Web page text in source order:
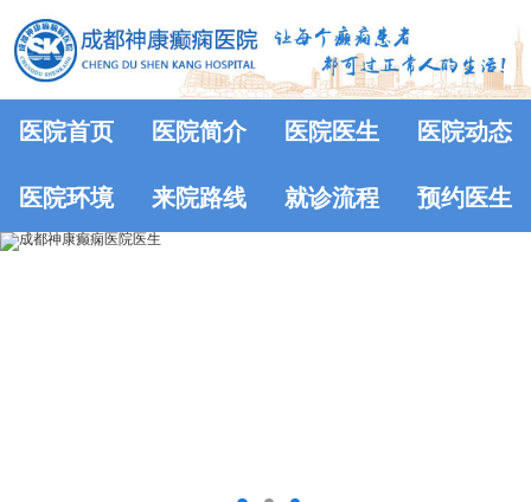
医院首页 医院简介 医院医生 医院动态
医院环境 来院路线 就诊流程 预约医生